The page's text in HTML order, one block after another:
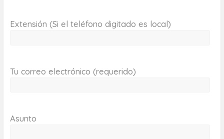
Extensión (Si el teléfono digitado es local)
Tu correo electrónico (requerido)
Asunto